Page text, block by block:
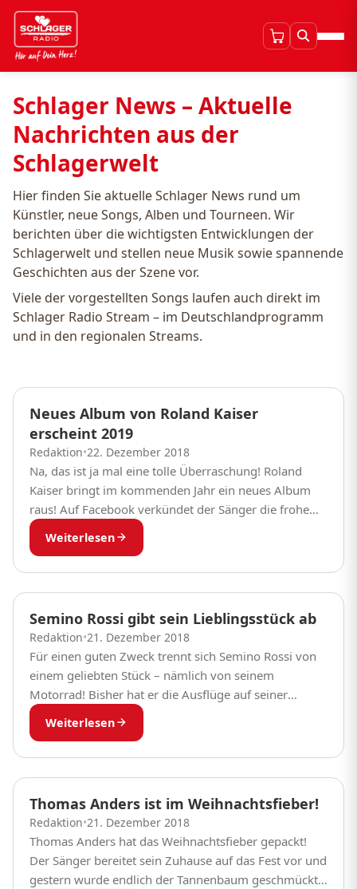
Schlager News – Aktuelle
Nachrichten aus der
Schlagerwelt
Hier finden Sie aktuelle Schlager News rund um
Künstler, neue Songs, Alben und Tourneen. Wir
berichten über die wichtigsten Entwicklungen der
Schlagerwelt und stellen neue Musik sowie spannende
Geschichten aus der Szene vor.
Viele der vorgestellten Songs laufen auch direkt im
Schlager Radio Stream – im Deutschlandprogramm
und in den regionalen Streams.
Neues Album von Roland Kaiser
erscheint 2019
Redaktion•22. Dezember 2018
Na, das ist ja mal eine tolle Überraschung! Roland
Kaiser bringt im kommenden Jahr ein neues Album
raus! Auf Facebook verkündet der Sänger die frohe
Botschaft – und nennt auch...
Weiterlesen
Semino Rossi gibt sein Lieblingsstück ab
Redaktion•21. Dezember 2018
Für einen guten Zweck trennt sich Semino Rossi von
einem geliebten Stück – nämlich von seinem
Motorrad! Bisher hat er die Ausflüge auf seiner
Maschine immer genossen und das 14...
Weiterlesen
Thomas Anders ist im Weihnachtsfieber!
Redaktion•21. Dezember 2018
Thomas Anders hat das Weihnachtsfieber gepackt!
Der Sänger bereitet sein Zuhause auf das Fest vor und
gestern wurde endlich der Tannenbaum geschmückt.